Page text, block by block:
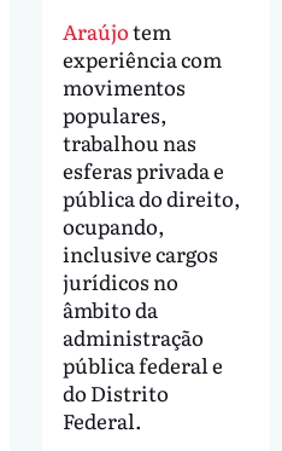
Araújotem
experiência com
movimentos
populares,
trabalhou nas
esferas privada e
pública do direito,
ocupando,
inclusive cargos
jurídicos no
âmbito da
administração
pública federal e
do Distrito
Federal.